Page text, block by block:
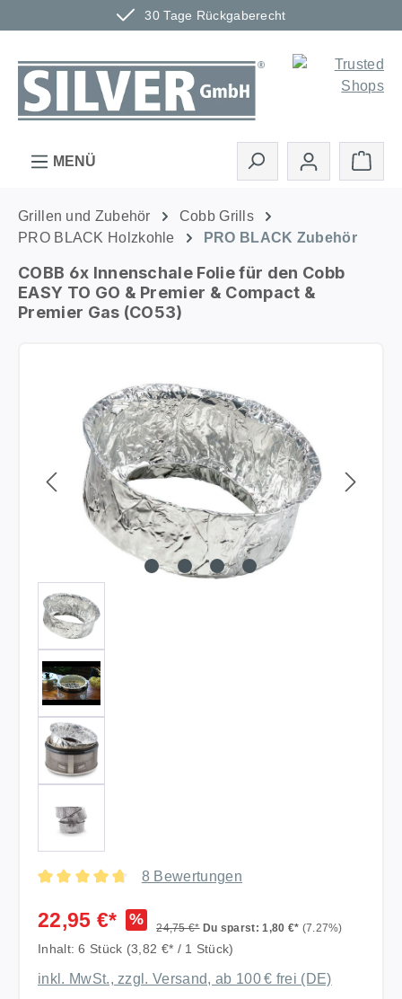
30 Tage Rückgaberecht
Zum Hauptinhalt springen
MENÜ
Grillen und Zubehör
Cobb Grills
PRO BLACK Holzkohle
PRO BLACK Zubehör
COBB 6x Innenschale Folie für den Cobb
EASY TO GO & Premier & Compact &
Premier Gas (CO53)
Bildergalerie überspringen
8 Bewertungen
22,95 €* % 24,75 €* Du sparst: 1,80 €* (7.27%)
Inhalt:6 Stück (3,82 €* / 1 Stück)
inkl. MwSt., zzgl. Versand, ab 100 € frei (DE)